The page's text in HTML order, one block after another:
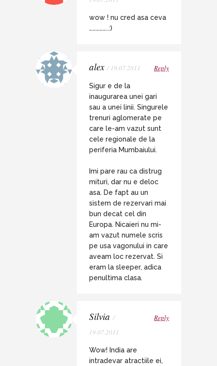
wow ! nu cred asa ceva
……………..:)
alex / 19.07.2011 Reply
Sigur e de la
inaugurarea unei gari
sau a unei linii. Singurele
trenuri aglomerate pe
care le-am vazut sunt
cele regionale de la
periferia Mumbaiului.
Imi pare rau ca distrug
mituri, dar nu e deloc
asa. De fapt au un
sistem de rezervari mai
bun decat cel din
Europa. Nicaieri nu mi-
am vazut numele scris
pe usa vagonului in care
aveam loc rezervat. Si
eram la sleeper, adica
penultima clasa.
Silvia /
19.07.2011
Reply
Wow! India are
intradevar atractiile ei,